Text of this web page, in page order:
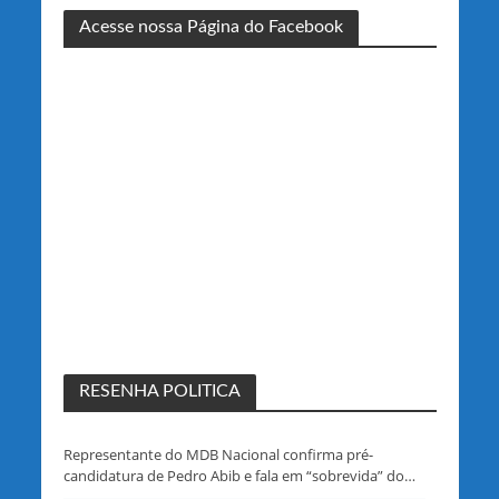
Acesse nossa Página do Facebook
RESENHA POLITICA
Representante do MDB Nacional confirma pré-
candidatura de Pedro Abib e fala em “sobrevida” do